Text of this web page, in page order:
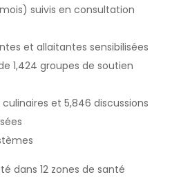
suivis en consultation
et allaitantes sensibilisées
1,424 groupes de soutien
et 5,846 discussions
dans 12 zones de santé